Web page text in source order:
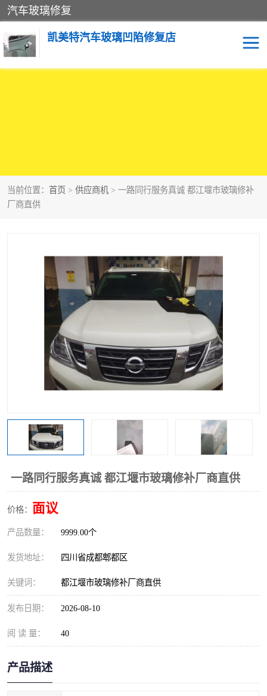
汽车玻璃修复
凯美特汽车玻璃凹陷修复店
当前位置： 首页 > 供应商机 > 一路同行服务真诚 都江堰市玻璃修补
厂商直供
一路同行服务真诚 都江堰市玻璃修补厂商直供
价格： 面议
产品数量： 9999.00个
发货地址： 四川省成都郫都区
关键词： 都江堰市玻璃修补厂商直供
发布日期： 2026-08-10
阅 读 量： 40
产品描述